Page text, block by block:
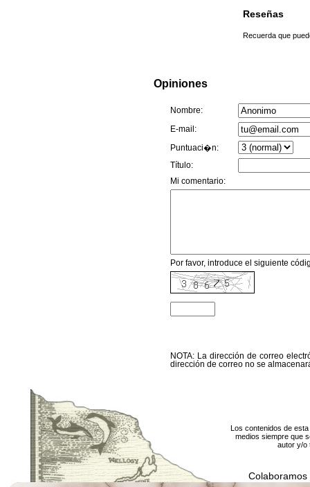
Reseñas
Recuerda que
Opiniones
Nombre:
E-mail:
Puntuaci�n:
Título:
Mi comentario:
Por favor, introduce el siguiente
NOTA: La dirección de correo
dirección de correo no se
Los contenidos de
medios siempre que
autor y/o